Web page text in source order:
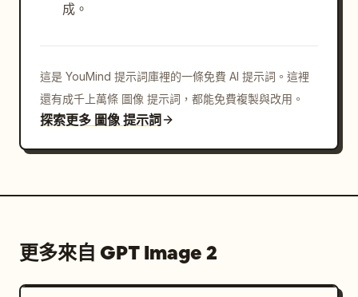
成。
這是 YouMind 提示詞庫裡的一條免費 AI 提示詞。這裡
還有成千上萬條 圖像 提示詞，都能免費複製與改用。
探索更多 圖像 提示詞
更多來自 GPT Image 2